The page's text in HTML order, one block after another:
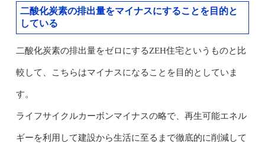
二酸化炭素の排出量をマイナスにすることを目的と
している
二酸化炭素の排出量をゼロにするZEH住宅というものと比
較して、こちらはマイナスになることを目的としていま
す。
ライフサイクルカーボンマイナスの略で、再生可能エネル
ギーを利用して建設から生活に至るまで徹底的に削減して